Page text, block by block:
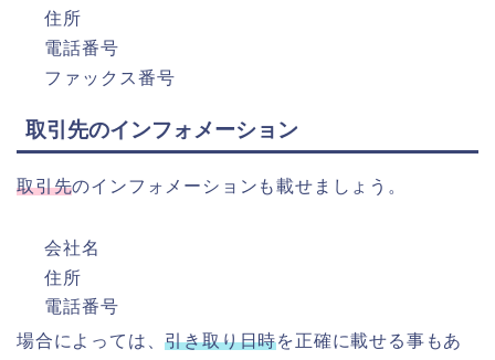
住所
電話番号
ファックス番号
取引先のインフォメーション
取引先のインフォメーションも載せましょう。
会社名
住所
電話番号
場合によっては、引き取り日時を正確に載せる事もあ